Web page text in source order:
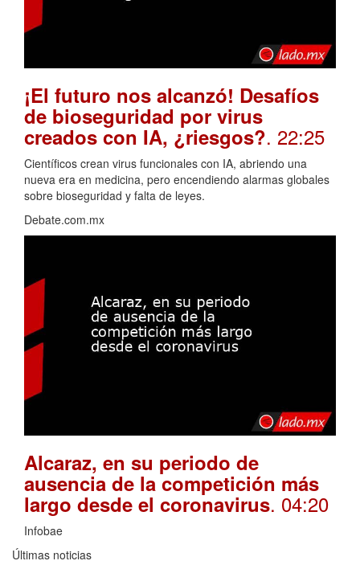
¡El futuro nos alcanzó! Desafíos
de bioseguridad por virus
creados con IA, ¿riesgos?. 22:25
Científicos crean virus funcionales con IA, abriendo una
nueva era en medicina, pero encendiendo alarmas globales
sobre bioseguridad y falta de leyes.
Debate.com.mx
Alcaraz, en su periodo de
ausencia de la competición más
largo desde el coronavirus. 04:20
Infobae
Últimas noticias